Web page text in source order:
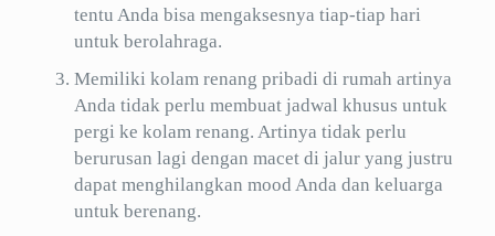
tentu Anda bisa mengaksesnya tiap-tiap hari
untuk berolahraga.
Memiliki kolam renang pribadi di rumah artinya
Anda tidak perlu membuat jadwal khusus untuk
pergi ke kolam renang. Artinya tidak perlu
berurusan lagi dengan macet di jalur yang justru
dapat menghilangkan mood Anda dan keluarga
untuk berenang.